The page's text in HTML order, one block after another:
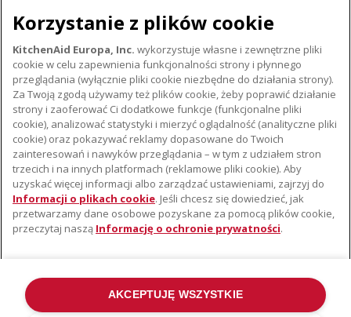
MAŁE URZĄDZENIA AGD
O KITCHENAID
Istota marki
Historia marki
Komunikaty prasowe
WSPARCIE
Gdzie kupić
Znajdź najbliższy serwis
©2022 Wszelkie prawa zastrzeżone. KitchenAid i konstrukcja miksera
Korzystanie z plików cookie
KitchenAid Europa, Inc. wykorzystuje własne i zewnętrzne pliki
cookie w celu zapewnienia funkcjonalności strony i płynnego
przeglądania (wyłącznie pliki cookie niezbędne do działania strony).
Za Twoją zgodą używamy też plików cookie, żeby poprawić działanie
strony i zaoferować Ci dodatkowe funkcje (funkcjonalne pliki
cookie), analizować statystyki i mierzyć oglądalność (analityczne pliki
cookie) oraz pokazywać reklamy dopasowane do Twoich
zainteresowań i nawyków przeglądania – w tym z udziałem stron
trzecich i na innych platformach (reklamowe pliki cookie). Aby
uzyskać więcej informacji albo zarządzać ustawieniami, zajrzyj do
Informacji o plikach cookie. Jeśli chcesz się dowiedzieć, jak
przetwarzamy dane osobowe pozyskane za pomocą plików cookie,
przeczytaj naszą Informację o ochronie prywatności.
AKCEPTUJĘ WSZYSTKIE